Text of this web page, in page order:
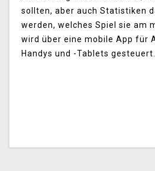
sollten, aber auch Statistiken
werden, welches Spiel sie am
wird über eine mobile App für
Handys und -Tablets gesteuert.